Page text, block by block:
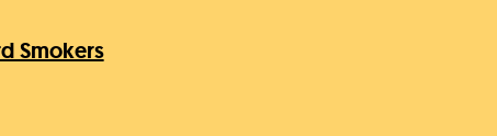
Smokers